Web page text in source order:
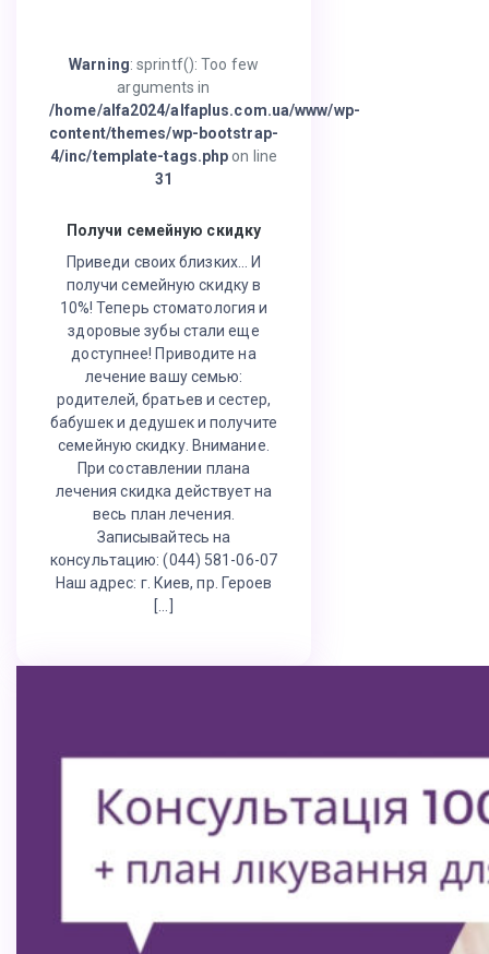
Warning: sprintf(): Too few
arguments in
/home/alfa2024/alfaplus.com.ua/www/wp-
content/themes/wp-bootstrap-
4/inc/template-tags.php on line
31
Получи семейную скидку
Приведи своих близких… И
получи семейную скидку в
10%! Теперь стоматология и
здоровые зубы стали еще
доступнее! Приводите на
лечение вашу семью:
родителей, братьев и сестер,
бабушек и дедушек и получите
семейную скидку. Внимание.
При составлении плана
лечения скидка действует на
весь план лечения.
Записывайтесь на
консультацию: (044) 581-06-07
Наш адрес: г. Киев, пр. Героев
[…]